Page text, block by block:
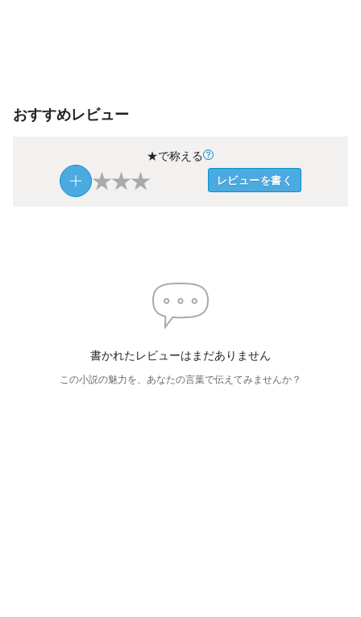
おすすめレビュー
★で称える
★★★ レビューを書く
書かれたレビューはまだありません
この小説の魅力を、あなたの言葉で伝えてみませんか？